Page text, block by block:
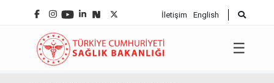
İletişim English
☰